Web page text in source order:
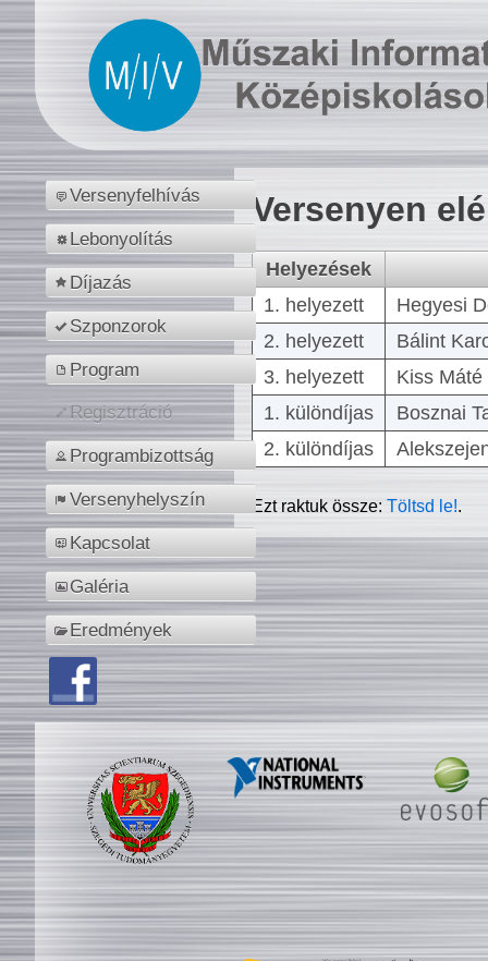
Versenyfelhívás
Lebonyolítás
Díjazás
Szponzorok
Program
Regisztráció
Programbizottság
Versenyhelyszín
Kapcsolat
Galéria
Eredmények
Versenyen
Helyezések
1. helyezett
Hegyesi
2. helyezett
Bálint
3. helyezett
Kiss
1. különdíjas
Bosznai
2. különdíjas
Ezt raktuk össze:Töltsd le!.